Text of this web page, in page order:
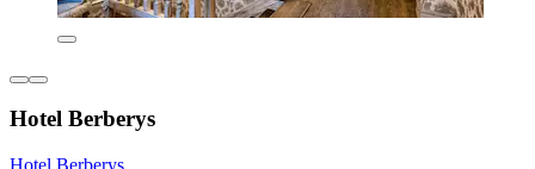
Hotel Berberys
Hotel Berberys